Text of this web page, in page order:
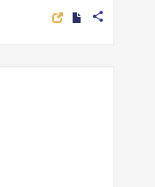
share